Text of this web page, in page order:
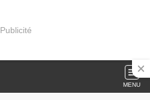
Publicité
MENU